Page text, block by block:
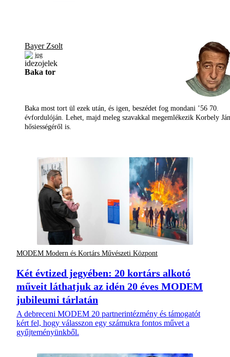
Bayer Zsolt
jog
Baka tor
Baka most tort ül ezek után, és igen, beszédet fog mondani ’56 70.
évfordulóján. Lehet, majd meleg szavakkal megemlékezik Korbely
hősiességéről is.
MODEM Modern és Kortárs Művészeti Központ
Két évtized jegyében: 20 kortárs alkotó
műveit láthatjuk az idén 20 éves MODEM
jubileumi tárlatán
A debreceni MODEM 20 partnerintézmény és támogatót
kért fel, hogy válasszon egy számukra fontos művet a
gyűjteményünkből.